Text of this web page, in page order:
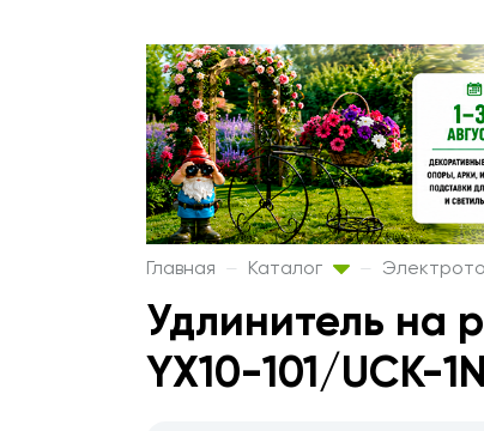
Главная Каталог
Удлинитель на
YX10-101/UCK-